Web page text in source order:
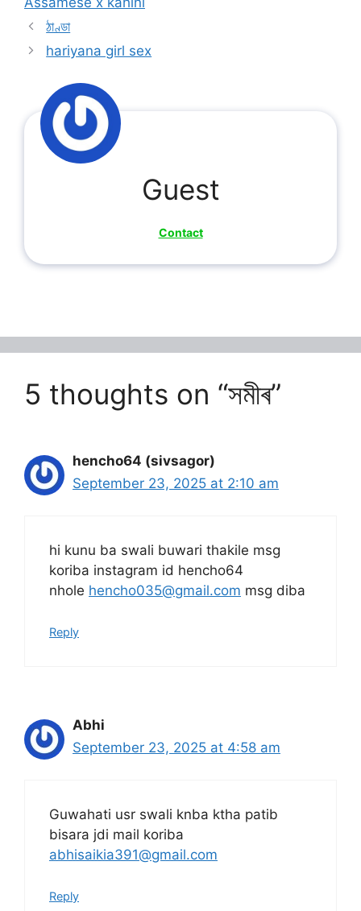
ঠাণ্ডা
hariyana girl sex
Guest
Contact
5 thoughts on “সমীৰ”
hencho64 (sivsagor)
September 23, 2025 at 2:10 am
hi kunu ba swali buwari thakile msg
koriba instagram id hencho64
nhole hencho035@gmail.com msg diba
Reply
Abhi
September 23, 2025 at 4:58 am
Guwahati usr swali knba ktha patib
bisara jdi mail koriba
abhisaikia391@gmail.com
Reply